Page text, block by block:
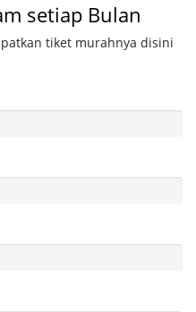
setiap Bulan
tiket murahnya disini